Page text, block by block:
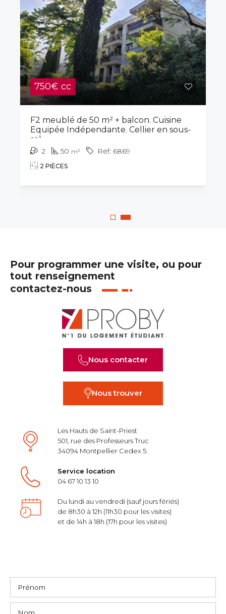
750€ cc
F2 meublé de 50 m² + balcon. Cuisine
Equipée Indépendante. Cellier en sous-
sol.
2 50 m² 6869
2 PIÈCES
Pour programmer une visite, ou pour
tout renseignement
contactez-nous
Nous contacter
Nous trouver
Les Hauts de Saint-Priest
501, rue des Professeurs Truc
34094 Montpellier Cedex 5
Service location
04 67 10 13 10
Du lundi au vendredi (sauf jours fériés)
de 8h30 à 12h (11h30 pour les visites)
et de 14h à 18h (17h pour les visites)